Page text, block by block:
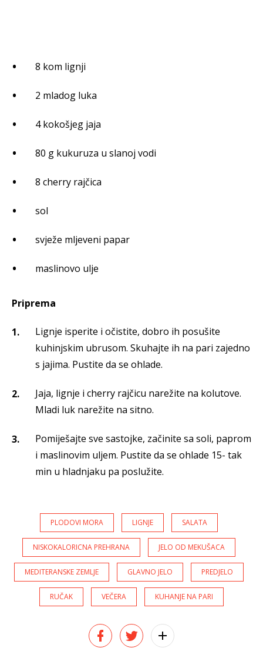
8 kom lignji
2 mladog luka
4 kokošjeg jaja
80 g kukuruza u slanoj vodi
8 cherry rajčica
sol
svježe mljeveni papar
maslinovo ulje
Priprema
Lignje isperite i očistite, dobro ih posušite
kuhinjskim ubrusom. Skuhajte ih na pari zajedno
s jajima. Pustite da se ohlade.
Jaja, lignje i cherry rajčicu narežite na kolutove.
Mladi luk narežite na sitno.
Pomiješajte sve sastojke, začinite sa soli, paprom
i maslinovim uljem. Pustite da se ohlade 15- tak
min u hladnjaku pa poslužite.
PLODOVI MORA LIGNJE SALATA
NISKOKALORICNA PREHRANA JELO OD MEKUŠACA
MEDITERANSKE ZEMLJE GLAVNO JELO PREDJELO
RUČAK VEČERA KUHANJE NA PARI